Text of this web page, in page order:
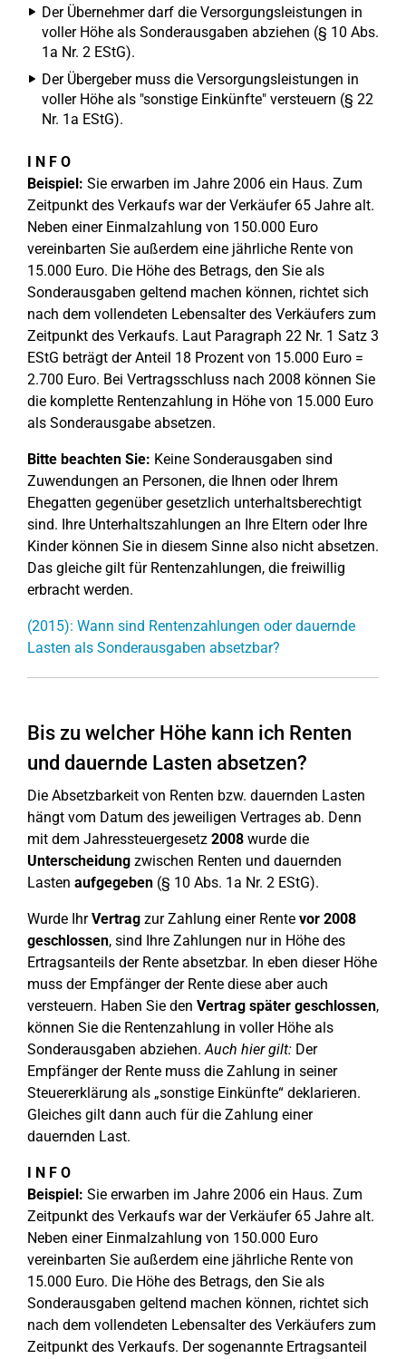
Der Übernehmer darf die Versorgungsleistungen in
voller Höhe als Sonderausgaben abziehen (§ 10 Abs.
1a Nr. 2 EStG).
Der Übergeber muss die Versorgungsleistungen in
voller Höhe als "sonstige Einkünfte" versteuern (§ 22
Nr. 1a EStG).
I N F O
Beispiel: Sie erwarben im Jahre 2006 ein Haus. Zum
Zeitpunkt des Verkaufs war der Verkäufer 65 Jahre alt.
Neben einer Einmalzahlung von 150.000 Euro
vereinbarten Sie außerdem eine jährliche Rente von
15.000 Euro. Die Höhe des Betrags, den Sie als
Sonderausgaben geltend machen können, richtet sich
nach dem vollendeten Lebensalter des Verkäufers zum
Zeitpunkt des Verkaufs. Laut Paragraph 22 Nr. 1 Satz 3
EStG beträgt der Anteil 18 Prozent von 15.000 Euro =
2.700 Euro. Bei Vertragsschluss nach 2008 können Sie
die komplette Rentenzahlung in Höhe von 15.000 Euro
als Sonderausgabe absetzen.
Bitte beachten Sie: Keine Sonderausgaben sind
Zuwendungen an Personen, die Ihnen oder Ihrem
Ehegatten gegenüber gesetzlich unterhaltsberechtigt
sind. Ihre Unterhaltszahlungen an Ihre Eltern oder Ihre
Kinder können Sie in diesem Sinne also nicht absetzen.
Das gleiche gilt für Rentenzahlungen, die freiwillig
erbracht werden.
(2015): Wann sind Rentenzahlungen oder dauernde
Lasten als Sonderausgaben absetzbar?
Bis zu welcher Höhe kann ich Renten
und dauernde Lasten absetzen?
Die Absetzbarkeit von Renten bzw. dauernden Lasten
hängt vom Datum des jeweiligen Vertrages ab. Denn
mit dem Jahressteuergesetz 2008 wurde die
Unterscheidung zwischen Renten und dauernden
Lasten aufgegeben (§ 10 Abs. 1a Nr. 2 EStG).
Wurde IhrVertrag zur Zahlung einer Rente vor 2008
geschlossen, sind Ihre Zahlungen nur in Höhe des
Ertragsanteils der Rente absetzbar. In eben dieser Höhe
muss der Empfänger der Rente diese aber auch
versteuern. Haben Sie den Vertrag später geschlossen,
können Sie die Rentenzahlung in voller Höhe als
Sonderausgaben abziehen. Auch hier gilt: Der
Empfänger der Rente muss die Zahlung in seiner
Steuererklärung als „sonstige Einkünfte“ deklarieren.
Gleiches gilt dann auch für die Zahlung einer
dauernden Last.
I N F O
Beispiel: Sie erwarben im Jahre 2006 ein Haus. Zum
Zeitpunkt des Verkaufs war der Verkäufer 65 Jahre alt.
Neben einer Einmalzahlung von 150.000 Euro
vereinbarten Sie außerdem eine jährliche Rente von
15.000 Euro. Die Höhe des Betrags, den Sie als
Sonderausgaben geltend machen können, richtet sich
nach dem vollendeten Lebensalter des Verkäufers zum
Zeitpunkt des Verkaufs. Der sogenannte Ertragsanteil